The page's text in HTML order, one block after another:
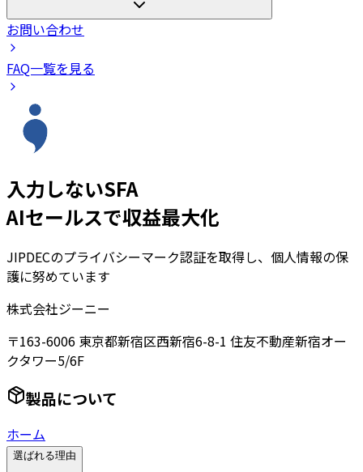
お問い合わせ
FAQ一覧を見る
入力しないSFA
AIセールスで収益最大化
JIPDECのプライバシーマーク認証を取得し、個人情報の保
護に努めています
株式会社ジーニー
〒163-6006 東京都新宿区西新宿6-8-1 住友不動産新宿オー
クタワー5/6F
製品について
ホーム
選ばれる理由